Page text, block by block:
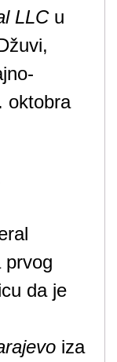
LLCu
oktobra
prvog
da je
iza